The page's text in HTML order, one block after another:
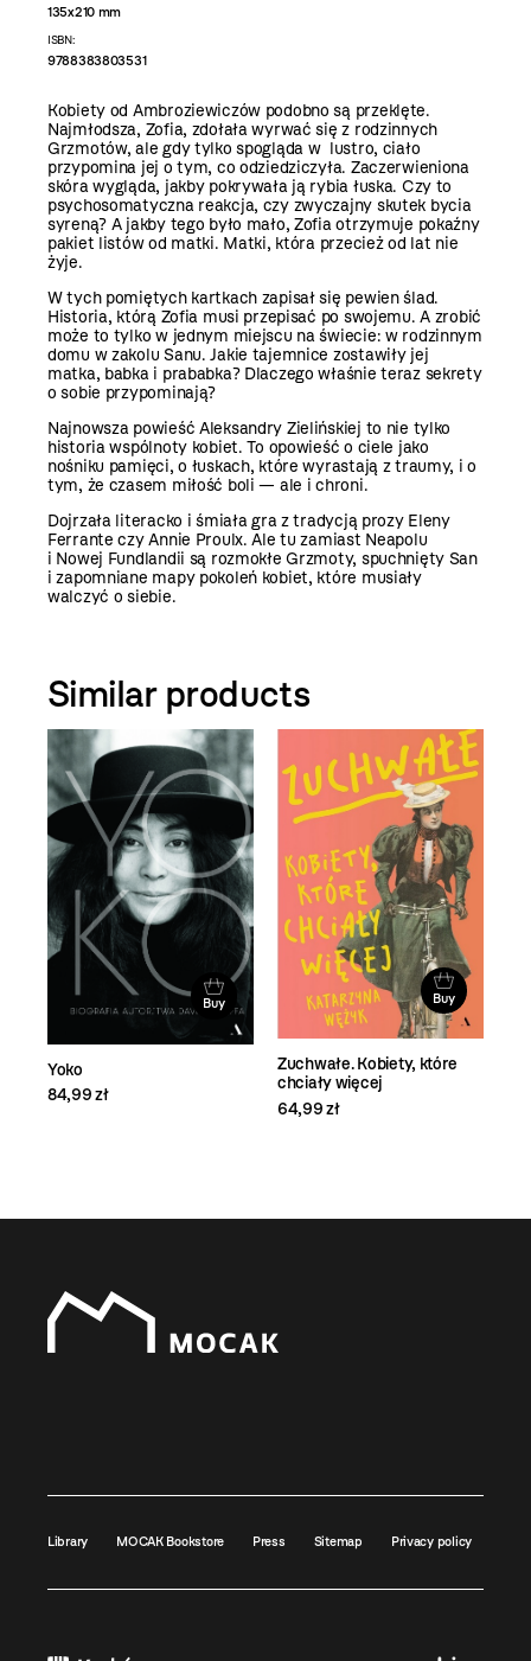
135x210 mm
ISBN:
9788383803531
Kobiety od Ambroziewiczów podobno są przeklęte.
Najmłodsza, Zofia, zdołała wyrwać się z rodzinnych
Grzmotów, ale gdy tylko spogląda w lustro, ciało
przypomina jej o tym, co odziedziczyła. Zaczerwieniona
skóra wygląda, jakby pokrywała ją rybia łuska. Czy to
psychosomatyczna reakcja, czy zwyczajny skutek bycia
syreną? A jakby tego było mało, Zofia otrzymuje pokaźny
pakiet listów od matki. Matki, która przecież od lat nie
żyje.
W tych pomiętych kartkach zapisał się pewien ślad.
Historia, którą Zofia musi przepisać po swojemu. A zrobić
może to tylko w jednym miejscu na świecie: w rodzinnym
domu w zakolu Sanu. Jakie tajemnice zostawiły jej
matka, babka i prababka? Dlaczego właśnie teraz sekrety
o sobie przypominają?
Najnowsza powieść Aleksandry Zielińskiej to nie tylko
historia wspólnoty kobiet. To opowieść o ciele jako
nośniku pamięci, o łuskach, które wyrastają z traumy, i o
tym, że czasem miłość boli — ale i chroni.
Dojrzała literacko i śmiała gra z tradycją prozy Eleny
Ferrante czy Annie Proulx. Ale tu zamiast Neapolu
i Nowej Fundlandii są rozmokłe Grzmoty, spuchnięty San
i zapomniane mapy pokoleń kobiet, które musiały
walczyć o siebie.
Similar products
Buy
Yoko
84,99 zł
Buy
Zuchwałe. Kobiety, które
chciały więcej
64,99 zł
Library MOCAK Bookstore Press Sitemap Privacy policy